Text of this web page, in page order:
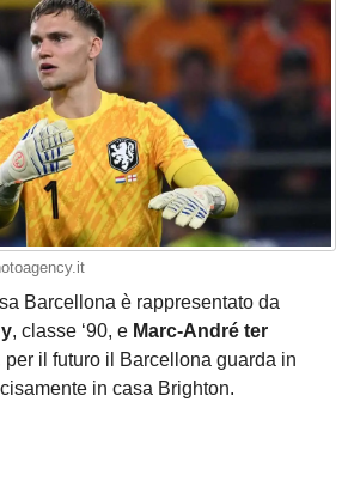
Barcellona è rappresentato da
, classe ‘90, e Marc-André ter
per il futuro il Barcellona guarda in
in casa Brighton.